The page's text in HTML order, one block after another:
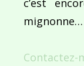
c’est
Contactez-